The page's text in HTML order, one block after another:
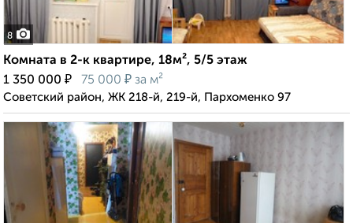
8
Комната в 2-к квартире, 18м², 5/5 этаж
1 350 000 ₽ 75 000 ₽ за м²
Советский район, ЖК 218-й, 219-й, Пархоменко 97